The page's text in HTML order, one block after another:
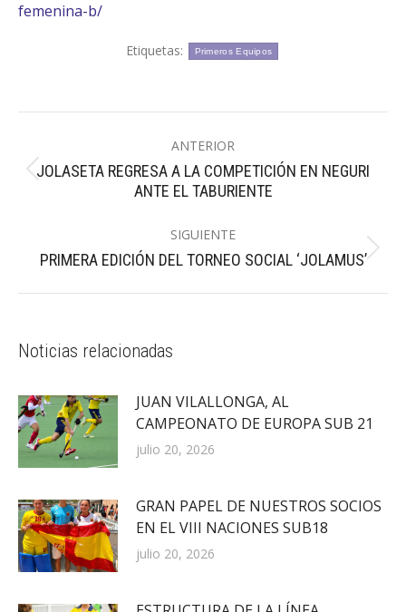
femenina-b/
Etiquetas: Primeros Equipos
entre
publicaciones
ANTERIOR
Publicación
anterior:
JOLASETA REGRESA A LA COMPETICIÓN EN NEGURI
ANTE EL TABURIENTE
SIGUIENTE
Publicación
PRIMERA EDICIÓN DEL TORNEO SOCIAL ‘JOLAMUS’
Noticias relacionadas
JUAN VILALLONGA, AL
CAMPEONATO DE EUROPA SUB 21
julio 20, 2026
GRAN PAPEL DE NUESTROS SOCIOS
EN EL VIII NACIONES SUB18
julio 20, 2026